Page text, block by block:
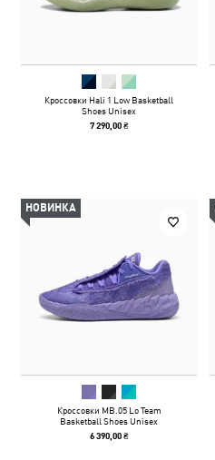
Кроссовки Hali 1 Low Basketball
Shoes Unisex
7 290,00 ₴
НОВИНКА
Кроссовки MB.05 Lo Team
Basketball Shoes Unisex
6 390,00 ₴